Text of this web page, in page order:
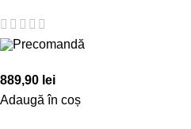
Precomandă
889,90 lei
Adaugă în coș